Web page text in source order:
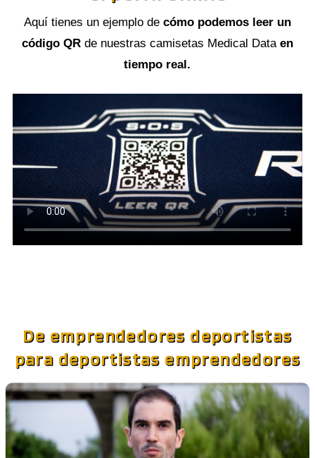
Aquí tienes un ejemplo de cómo podemos leer un
código QRde nuestras camisetas Medical Dataen
tiempo real.
De emprendedores deportistas
para deportistas emprendedores